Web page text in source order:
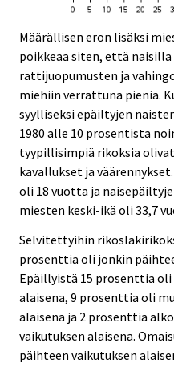
Määrällisen eron lisäksi
poikkeaa siten, että
rattijuopumusten ja
miehiin verrattuna pieniä.
syylliseksi epäiltyjen
1980 alle 10 prosentista
tyypillisimpiä rikoksia
kavallukset ja
oli 18 vuotta ja
miesten keski-ikä oli 33,7
Selvitettyihin
prosenttia oli jonkin
Epäillyistä 15 prosenttia
alaisena, 9 prosenttia oli
alaisena ja 2 prosenttia
vaikutuksen alaisena.
päihteen vaikutuksen